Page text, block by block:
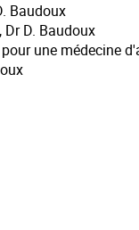
Baudoux
D. Baudoux
une médecine